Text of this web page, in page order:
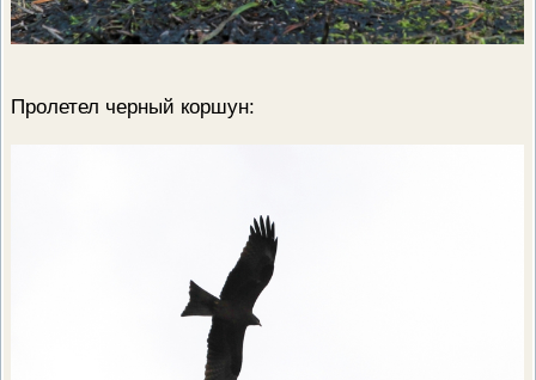
Пролетел черный коршун: